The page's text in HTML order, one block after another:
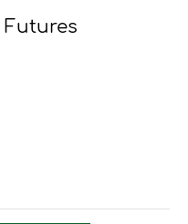
Futures